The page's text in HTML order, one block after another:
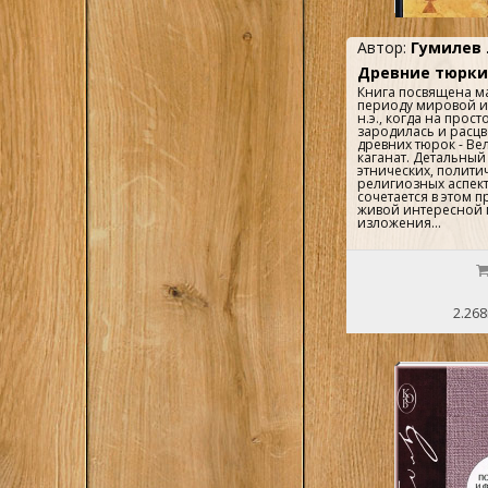
Автор: Гумилев
Древние тюрки
Книга посвящена
периоду мировой
н.э., когда на
зародилась и
древних тюрок -
каганат.
этнических,
религиозных
сочетается в этом
живой
изложения...